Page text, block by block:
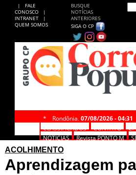
|
FALE
CONOSCO
|
INTRANET
|
QUEM SOMOS
BUSQUE
NOTÍCIAS
ANTERIORES
SIGA O CP
* Rondônia, 07/08/2026 - 04:31
CLASSIFICADOS
CONTATO
NOTÍCIAS
Revista PONTO M
ACOLHIMENTO
Aprendizagem